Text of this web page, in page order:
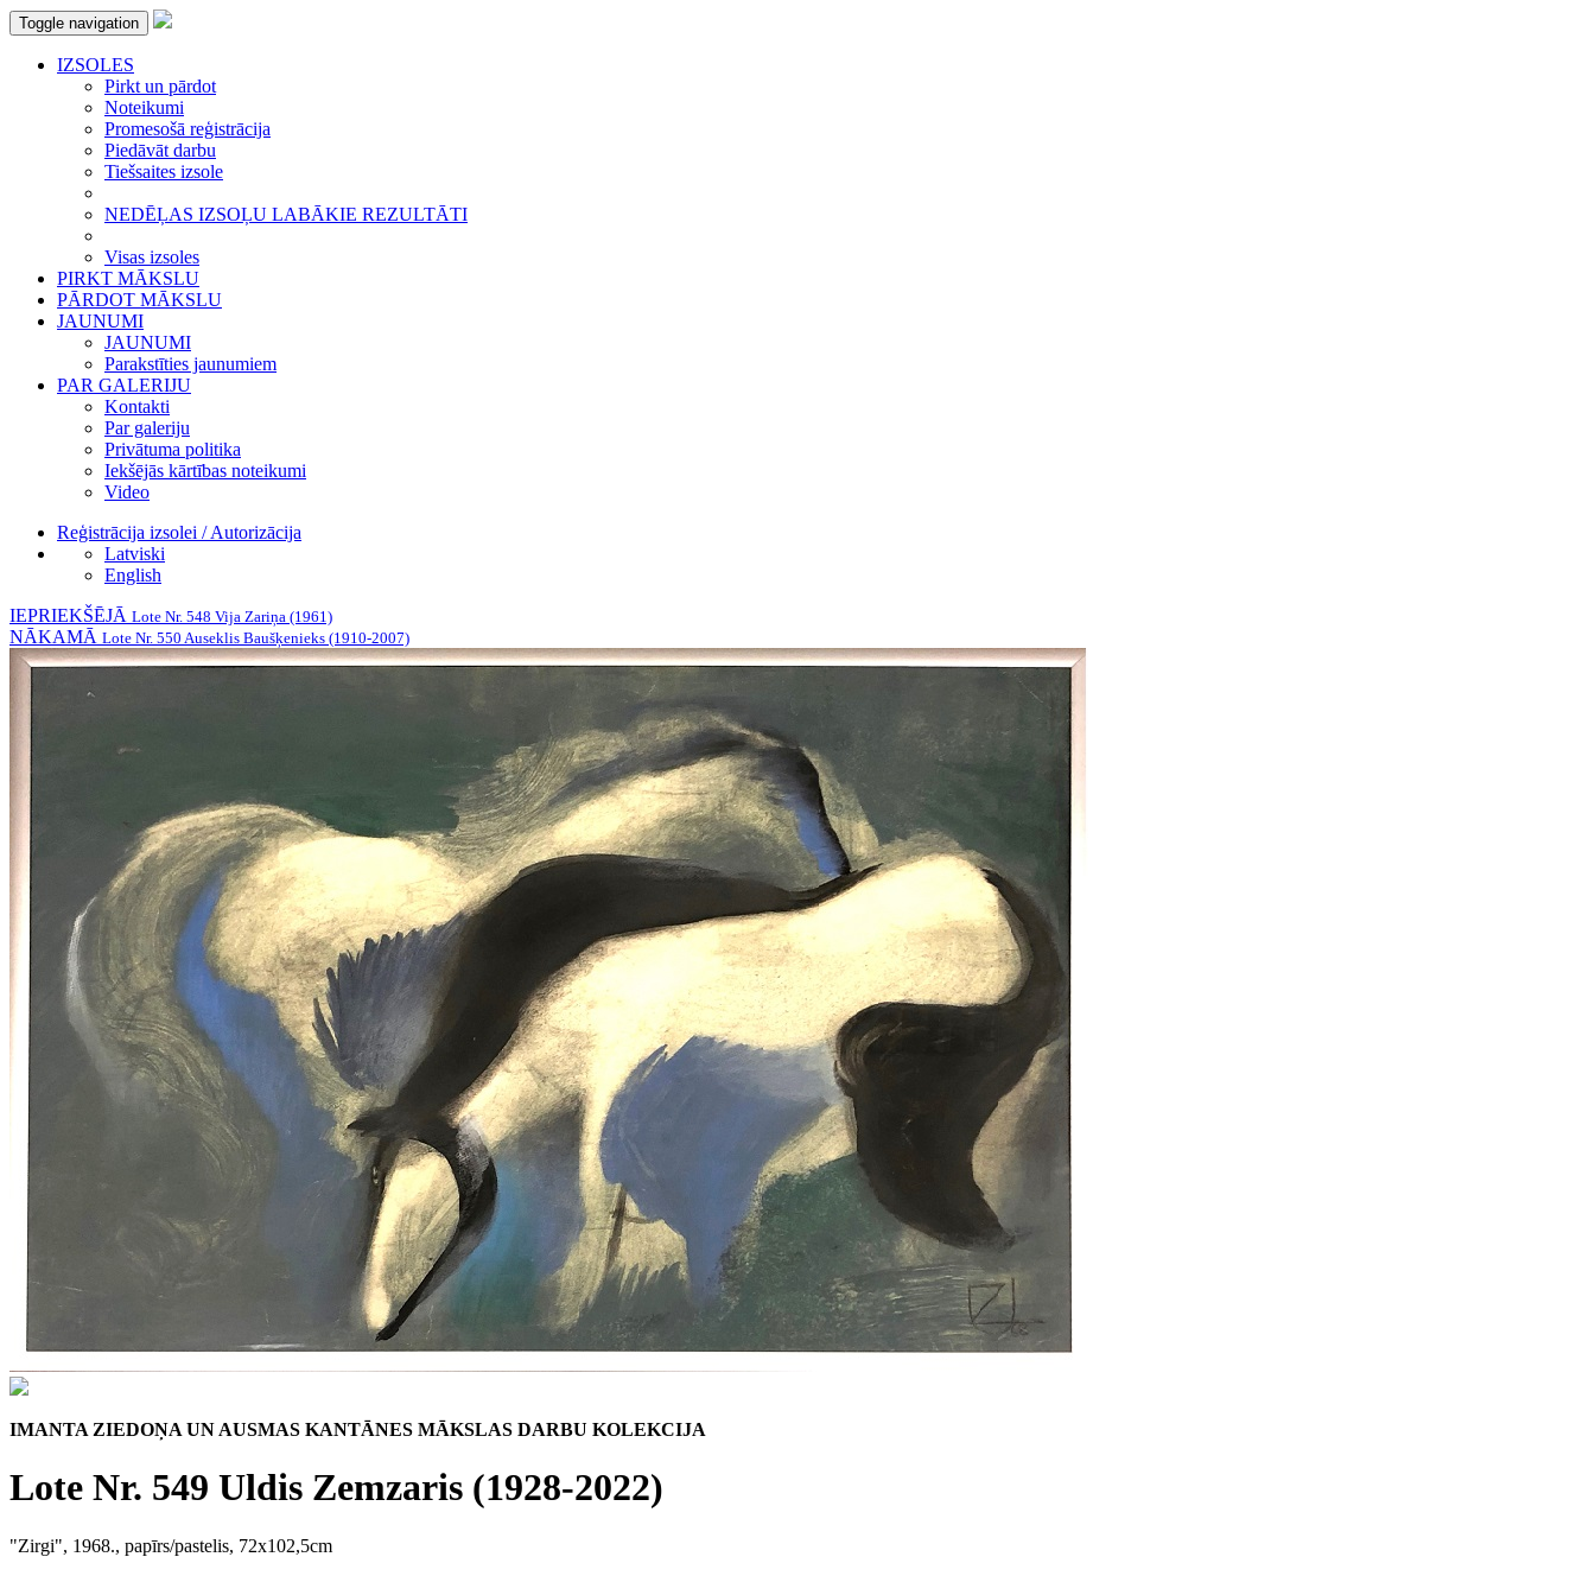
Toggle navigation
IZSOLES
Pirkt un pārdot
Noteikumi
Promesošā reģistrācija
Piedāvāt darbu
Tiešsaites izsole
NEDĒĻAS IZSOĻU LABĀKIE REZULTĀTI
Visas izsoles
PIRKT MĀKSLU
PĀRDOT MĀKSLU
JAUNUMI
JAUNUMI
Parakstīties jaunumiem
PAR GALERIJU
Kontakti
Par galeriju
Privātuma politika
Iekšējās kārtības noteikumi
Video
Reģistrācija izsolei / Autorizācija
Latviski
English
IEPRIEKŠĒJĀ Lote Nr. 548 Vija Zariņa (1961)
NĀKAMĀ Lote Nr. 550 Auseklis Baušķenieks (1910-2007)
IMANTA ZIEDOŅA UN AUSMAS KANTĀNES MĀKSLAS DARBU KOLEKCIJA
Lote Nr. 549 Uldis Zemzaris (1928-2022)
"Zirgi", 1968., papīrs/pastelis, 72x102,5cm